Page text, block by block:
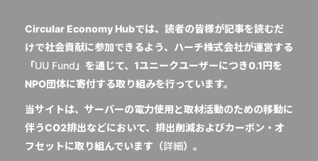
Circular Economy Hubでは、読者の皆様が記事を読むだ
けで社会貢献に参加できるよう、ハーチ株式会社が運営する
「UU Fund 」を通じて、1ユニークユーザーにつき0.1円を
NPO団体に寄付する取り組みを行っています。
当サイトは、サーバーの電力使用と取材活動のための移動に
伴うCO2排出などにおいて、排出削減およびカーボン・オ
フセットに取り組んでいます（詳細）。